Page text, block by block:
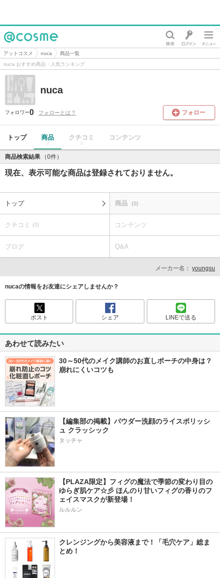
@cosme
アットコスメ nuca
商品一覧
nuca おすすめ商品・人気ランキング
nuca
フォロワー0 フォローとは？ フォロー
トップ 商品
0
クチコミ
0
コンテンツ
商品検索結果 （0件）
現在、表示可能な商品は登録されておりません。
トップ 商品 (0)
クチコミ (0) コンテンツ
ブログ Q&A
メーカー名： youngsu
nucaの情報をお友達にシェアしませんか？
ポスト シェア LINEで送る
あわせて読みたい
30～50代のメイク講師のお直しポーチの中身は？
崩れにくいコツも
【編集部の掲載】パウダー洗顔のライスポリッシ
ュ クラッシック
タッチャ
【PLAZA限定】フィグの魔法で季節の変わり目の
ゆらぎ肌ケア☆彡 ほんのり甘いフィグの香りのフ
ェイスマスクが新登場！
ルルルン
クレンジングから美容液まで！「毛穴ケア」総ま
とめ！